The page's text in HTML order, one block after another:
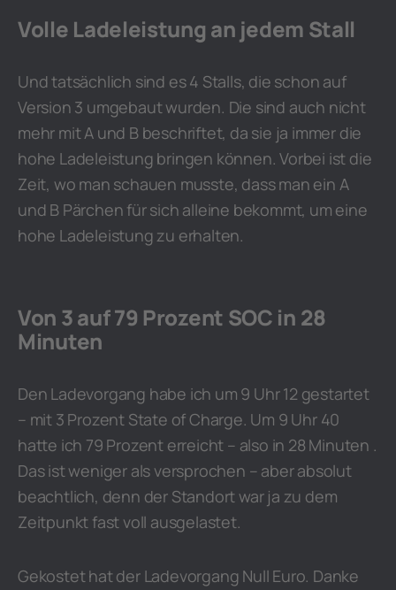
Volle Ladeleistung an jedem Stall
Und tatsächlich sind es 4 Stalls, die schon auf
Version 3 umgebaut wurden. Die sind auch nicht
mehr mit A und B beschriftet, da sie ja immer die
hohe Ladeleistung bringen können. Vorbei ist die
Zeit, wo man schauen musste, dass man ein A
und B Pärchen für sich alleine bekommt, um eine
hohe Ladeleistung zu erhalten.
Von 3 auf 79 Prozent SOC in 28
Minuten
Den Ladevorgang habe ich um 9 Uhr 12 gestartet
– mit 3 Prozent State of Charge. Um 9 Uhr 40
hatte ich 79 Prozent erreicht – also in 28 Minuten .
Das ist weniger als versprochen – aber absolut
beachtlich, denn der Standort war ja zu dem
Zeitpunkt fast voll ausgelastet.
Gekostet hat der Ladevorgang Null Euro. Danke